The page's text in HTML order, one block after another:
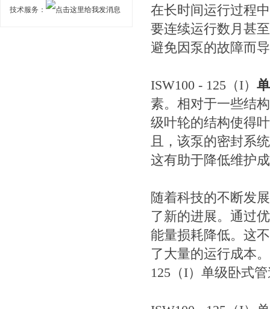
技术服务：
在长时间运行过程
要连续运行数月甚
避免因泵的故障而
ISW100 - 125（I）
素。相对于一些结
级叶轮的结构使得
且，该泵的密封系
这有助于降低维护
随着科技的不断发
了新的进展。通过
能量损耗降低。这
了大量的运行成本
125（I）单级卧式